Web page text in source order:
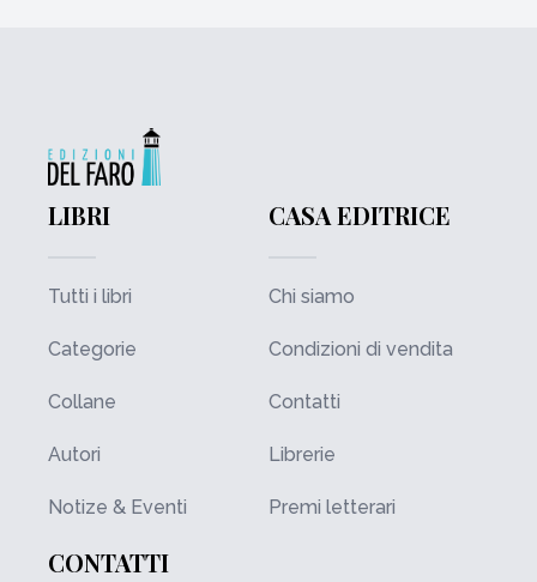
LIBRI
Tutti i libri
Categorie
Collane
Autori
Notize & Eventi
CASA EDITRICE
Chi siamo
Condizioni di vendita
Contatti
Librerie
Premi letterari
CONTATTI